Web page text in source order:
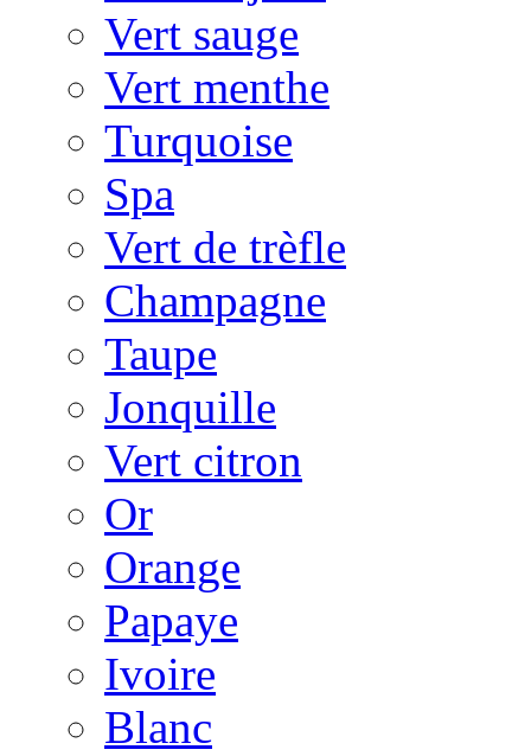
Vert sauge
Vert menthe
Turquoise
Spa
Vert de trèfle
Champagne
Taupe
Jonquille
Vert citron
Or
Orange
Papaye
Ivoire
Blanc